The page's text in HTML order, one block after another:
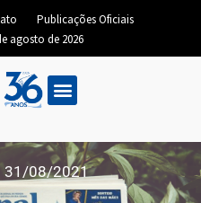
Publicações Oficiais
agosto de 2026
31/08/2021